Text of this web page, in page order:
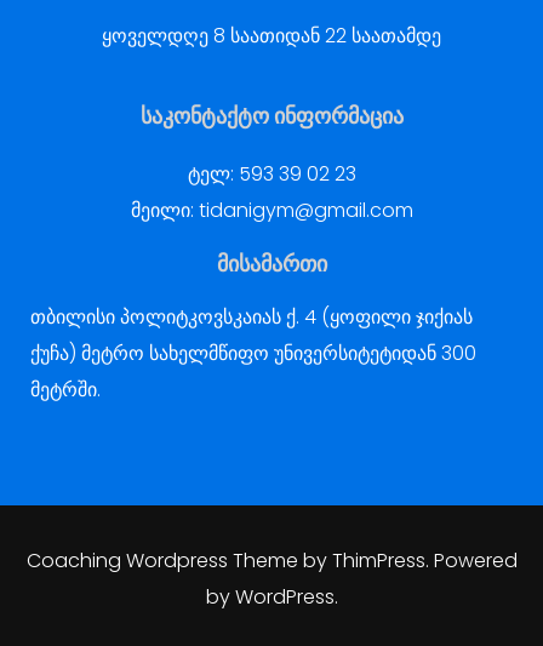
ყოველდღე 8 საათიდან 22 საათამდე
საკონტაქტო ინფორმაცია
ტელ: 593 39 02 23
მეილი: tidanigym@gmail.com
მისამართი
თბილისი პოლიტკოვსკაიას ქ. 4 (ყოფილი ჯიქიას
ქუჩა) მეტრო სახელმწიფო უნივერსიტეტიდან 300
მეტრში.
Coaching Wordpress Theme byThimPress. Powered
by WordPress.